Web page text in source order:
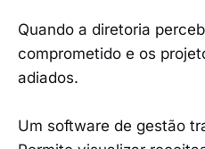
Quando a diretoria
comprometido e os
adiados.
Um software de gestão